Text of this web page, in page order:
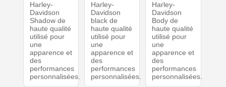
Harley-
Davidson
Shadow de
haute qualité
utilisé pour
une
apparence et
des
performances
personnalisées.
Harley-
Davidson
black de
haute qualité
utilisé pour
une
apparence et
des
performances
personnalisées.
Harley-
Davidson
Body de
haute qualité
utilisé pour
une
apparence et
des
performances
personnalisées.